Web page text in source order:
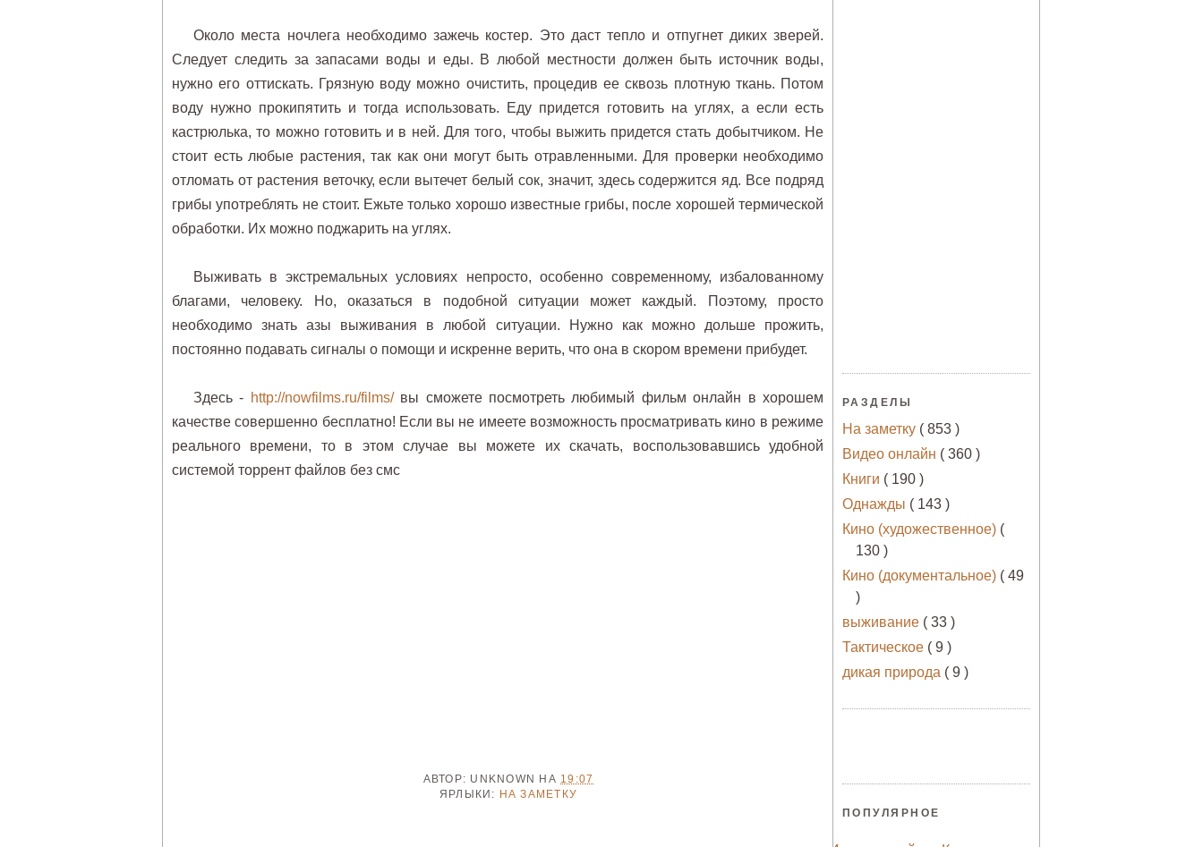
Около места ночлега необходимо зажечь костер. Это даст тепло и отпугнет диких зверей.
Следует следить за запасами воды и еды. В любой местности должен быть источник воды,
нужно его оттискать. Грязную воду можно очистить, процедив ее сквозь плотную ткань. Потом
воду нужно прокипятить и тогда использовать. Еду придется готовить на углях, а если есть
кастрюлька, то можно готовить и в ней. Для того, чтобы выжить придется стать добытчиком. Не
стоит есть любые растения, так как они могут быть отравленными. Для проверки необходимо
отломать от растения веточку, если вытечет белый сок, значит, здесь содержится яд. Все подряд
грибы употреблять не стоит. Ежьте только хорошо известные грибы, после хорошей термической
обработки. Их можно поджарить на углях.
Выживать в экстремальных условиях непросто, особенно современному, избалованному
благами, человеку. Но, оказаться в подобной ситуации может каждый. Поэтому, просто
необходимо знать азы выживания в любой ситуации. Нужно как можно дольше прожить,
постоянно подавать сигналы о помощи и искренне верить, что она в скором времени прибудет.
Здесь - http://nowfilms.ru/films/вы сможете посмотреть любимый фильм онлайн в хорошем
качестве совершенно бесплатно! Если вы не имеете возможность просматривать кино в режиме
реального времени, то в этом случае вы можете их скачать, воспользовавшись удобной
системой торрент файлов без смс
АВТОР: UNKNOWN НА 19:07
ЯРЛЫКИ: НА ЗАМЕТКУ
РАЗДЕЛЫ
На заметку ( 853 )
Видео онлайн ( 360 )
Книги ( 190 )
Однажды ( 143 )
Кино (художественное) (
130 )
Кино (документальное) ( 49
)
выживание ( 33 )
Тактическое ( 9 )
дикая природа ( 9 )
ПОПУЛЯРНОЕ